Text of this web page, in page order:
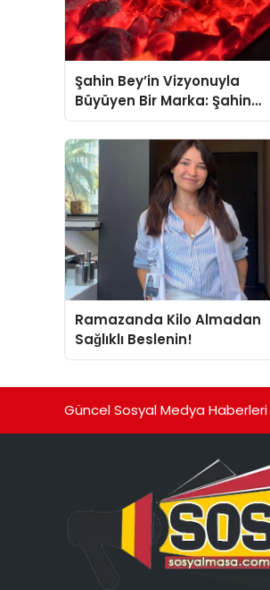
Şahin Bey’in Vizyonuyla
Büyüyen Bir Marka: Şahin
Kömür
Ramazanda Kilo Almadan
Sağlıklı Beslenin!
Güncel Sosyal Medya Haberleri